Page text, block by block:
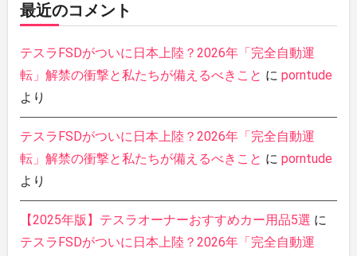
最近のコメント
テスラFSDがついに日本上陸？2026年「完全自動運
転」解禁の衝撃と私たちが備えるべきこと に porntude
より
テスラFSDがついに日本上陸？2026年「完全自動運
転」解禁の衝撃と私たちが備えるべきこと に porntude
より
【2025年版】テスラオーナーおすすめカー用品5選 に
テスラFSDがついに日本上陸？2026年「完全自動運